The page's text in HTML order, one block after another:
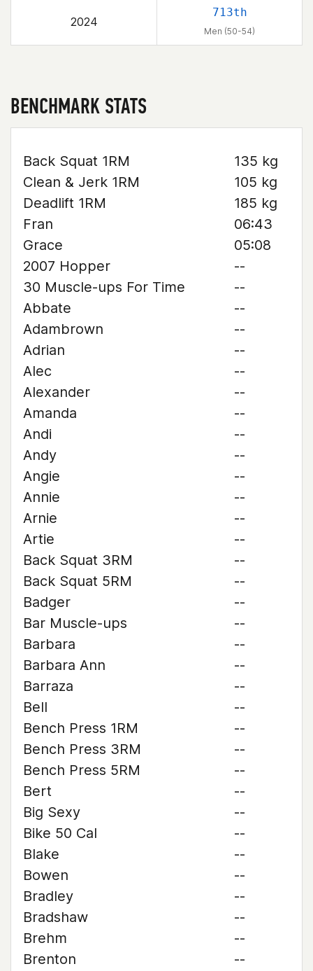
2024
713th
Men (50-54)
BENCHMARK STATS
Back Squat 1RM
135 kg
Clean & Jerk 1RM
105 kg
Deadlift 1RM
185 kg
Fran
06:43
Grace
05:08
2007 Hopper
--
30 Muscle-ups For Time
--
Abbate
--
Adambrown
--
Adrian
--
Alec
--
Alexander
--
Amanda
--
Andi
--
Andy
--
Angie
--
Annie
--
Arnie
--
Artie
--
Back Squat 3RM
--
Back Squat 5RM
--
Badger
--
Bar Muscle-ups
--
Barbara
--
Barbara Ann
--
Barraza
--
Bell
--
Bench Press 1RM
--
Bench Press 3RM
--
Bench Press 5RM
--
Bert
--
Big Sexy
--
Bike 50 Cal
--
Blake
--
Bowen
--
Bradley
--
Bradshaw
--
Brehm
--
Brenton
--